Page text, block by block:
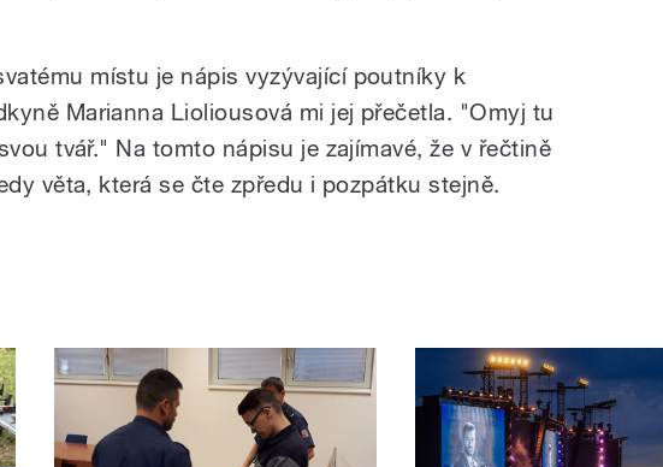
místu je nápis vyzývající poutníky k
Marianna Lioliousová mi jej přečetla. "Omyj tu
tvář." Na tomto nápisu je zajímavé, že v řečtině
věta, která se čte zpředu i pozpátku stejně.